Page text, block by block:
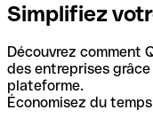
Simplifiez
Découvrez comment
des entreprises
plateforme.
Économisez du